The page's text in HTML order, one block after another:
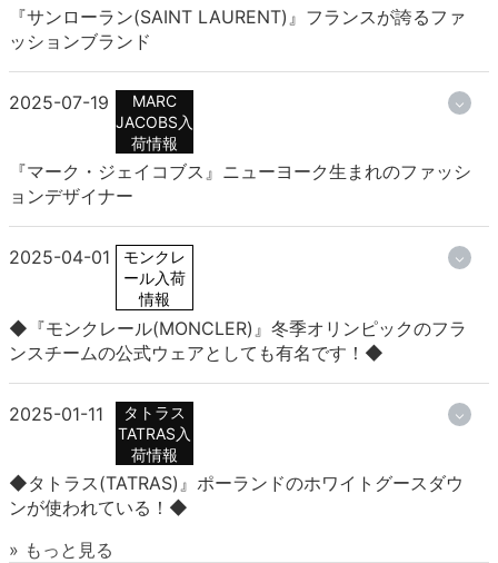
『サンローラン(SAINT LAURENT)』フランスが誇るファ
ッションブランド
2025-07-19
MARC
JACOBS入
荷情報
『マーク・ジェイコブス』ニューヨーク生まれのファッシ
ョンデザイナー
2025-04-01
モンクレ
ール入荷
情報
◆『モンクレール(MONCLER)』冬季オリンピックのフラ
ンスチームの公式ウェアとしても有名です！◆
2025-01-11
タトラス
TATRAS入
荷情報
◆タトラス(TATRAS)』ポーランドのホワイトグースダウ
ンが使われている！◆
» もっと見る